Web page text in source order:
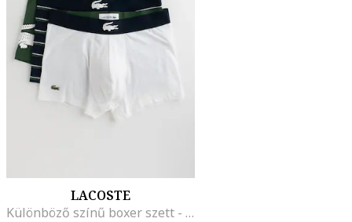
LACOSTE
Különböző színű boxer szett - 3 db, Fehér/Zöld/Tengerészkék